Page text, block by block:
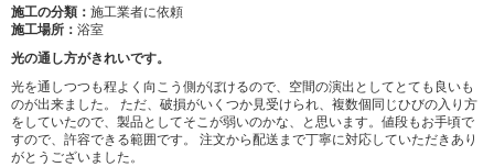
施工の分類： 施工業者に依頼
施工場所： 浴室
光の通し方がきれいです。
光を通しつつも程よく向こう側がぼけるので、空間の演出としてとても良いも
のが出来ました。 ただ、破損がいくつか見受けられ、複数個同じひびの入り方
をしていたので、製品としてそこが弱いのかな、と思います。値段もお手頃で
すので、許容できる範囲です。 注文から配送まで丁寧に対応していただきあり
がとうございました。